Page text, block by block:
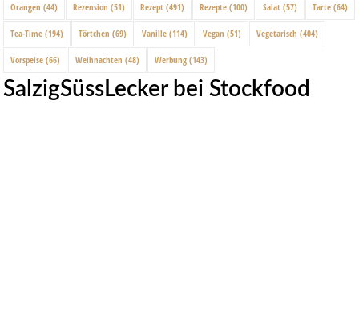
Orangen (44) Rezension (51) Rezept (491) Rezepte (100) Salat (57) Tarte (64)
Tea-Time (194) Törtchen (69) Vanille (114) Vegan (51) Vegetarisch (404)
Vorspeise (66) Weihnachten (48) Werbung (143)
SalzigSüssLecker bei Stockfood